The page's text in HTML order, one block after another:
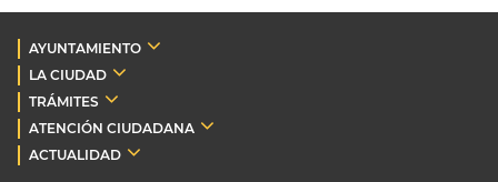
AYUNTAMIENTO
LA CIUDAD
TRÁMITES
ATENCIÓN CIUDADANA
ACTUALIDAD